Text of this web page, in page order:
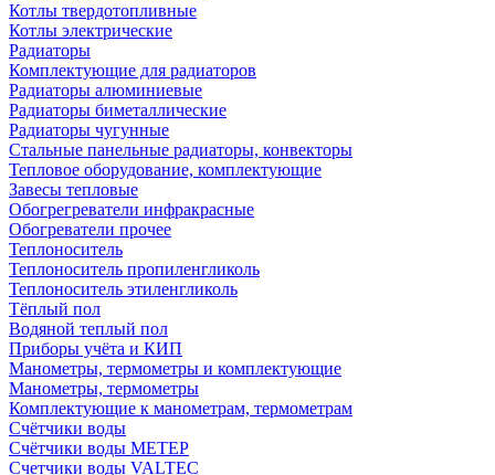
Котлы твердотопливные
Котлы электрические
Радиаторы
Комплектующие для радиаторов
Радиаторы алюминиевые
Радиаторы биметаллические
Радиаторы чугунные
Стальные панельные радиаторы, конвекторы
Тепловое оборудование, комплектующие
Завесы тепловые
Обогрегреватели инфракрасные
Обогреватели прочее
Теплоноситель
Теплоноситель пропиленгликоль
Теплоноситель этиленгликоль
Тёплый пол
Водяной теплый пол
Приборы учёта и КИП
Манометры, термометры и комплектующие
Манометры, термометры
Комплектующие к манометрам, термометрам
Счётчики воды
Счётчики воды МЕТЕР
Счетчики воды VALTEC